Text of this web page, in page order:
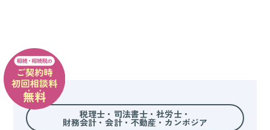
税理士・司法書士・社労士・
財務会計・会計・不動産・ カンボジア